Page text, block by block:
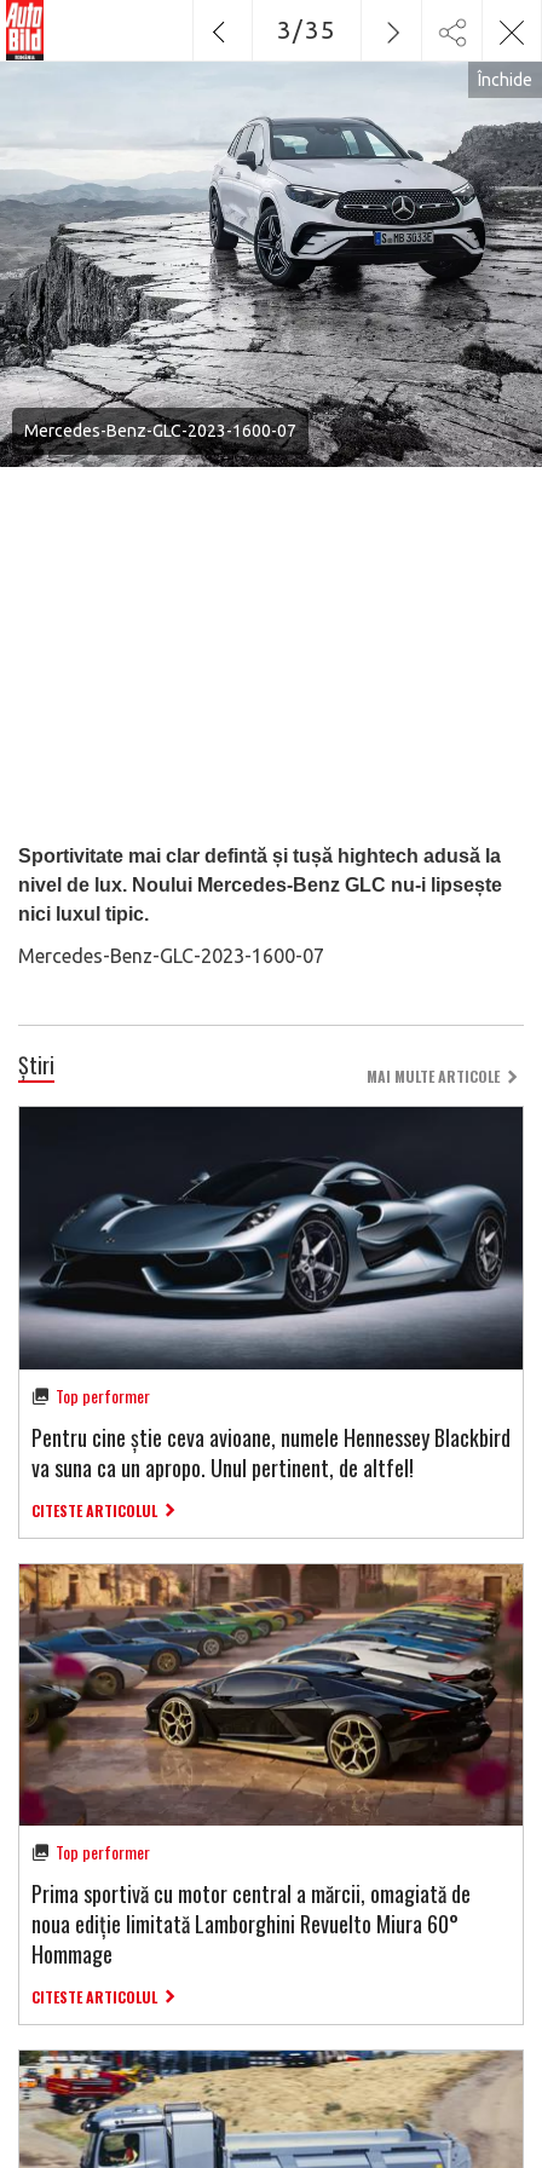
Mercedes-Benz-GLC-2023-1600-07
Sportivitate mai clar defintă și tușă hightech adusă la
nivel de lux. Noului Mercedes-Benz GLC nu-i lipsește
nici luxul tipic.
Mercedes-Benz-GLC-2023-1600-07
Închide
3/35
Știri MAI MULTE ARTICOLE
Top performer
Pentru cine știe ceva avioane, numele Hennessey Blackbird
va suna ca un apropo. Unul pertinent, de altfel!
CITESTE ARTICOLUL
Top performer
Prima sportivă cu motor central a mărcii, omagiată de
noua ediție limitată Lamborghini Revuelto Miura 60°
Hommage
CITESTE ARTICOLUL